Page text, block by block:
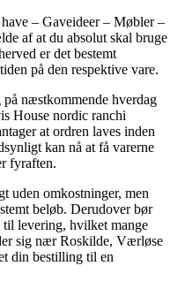
– Gaveideer – Møbler –
af at du absolut skal bruge
er det bestemt
på den respektive vare.
næstkommende hverdag
House nordic ranchi
at ordren laves inden
kan nå at få varerne
fyraften.
uden omkostninger, men
beløb. Derudover bør
levering, hvilket mange
sig nær Roskilde, Værløse
din bestilling til en